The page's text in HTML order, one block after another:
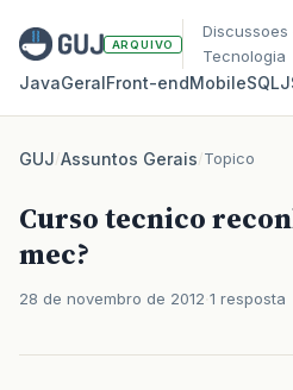
ARQUIVO
Tecnologia
JavaGeralFront‑endMobileSQL
GUJ/Assuntos Gerais/Topico
Curso tecnico
mec?
28 de novembro de 2012 1 resposta